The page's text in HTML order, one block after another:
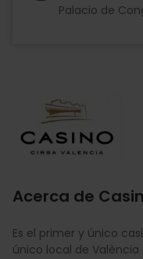
Palacio de
Acerca de
Imagen
Es el primer y único
único local de